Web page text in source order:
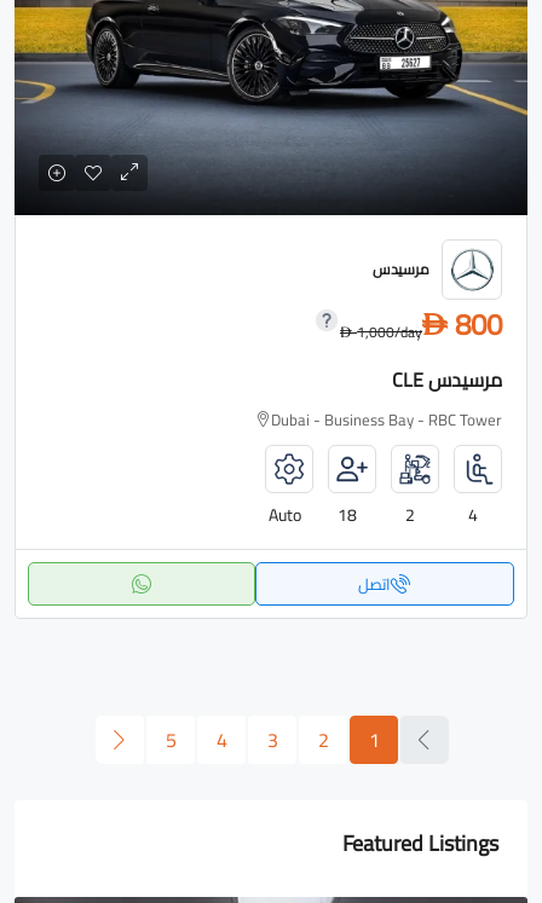
مرسيدس
D 800
D1,000/day
مرسيدس CLE
Dubai - Business Bay - RBC Tower
4
2
18
Auto
اتصل
1
2
3
4
5
Featured Listings